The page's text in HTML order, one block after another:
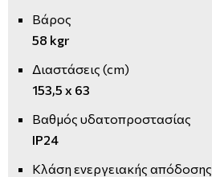
Βάρος
58 kgr
Διαστάσεις (cm)
153,5 x 63
Βαθμός υδατοπροστασίας
IP24
Κλάση ενεργειακής απόδοσης